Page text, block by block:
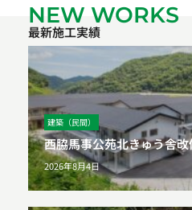
NEW WORKS
最新施工実績
建築（民間）
西脇馬事公苑北きゅう舎
2026年8月4日